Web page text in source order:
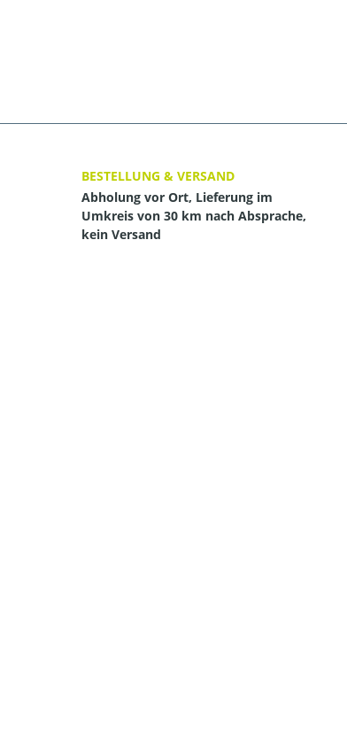
BESTELLUNG & VERSAND
Abholung vor Ort, Lieferung im
Umkreis von 30 km nach Absprache,
kein Versand